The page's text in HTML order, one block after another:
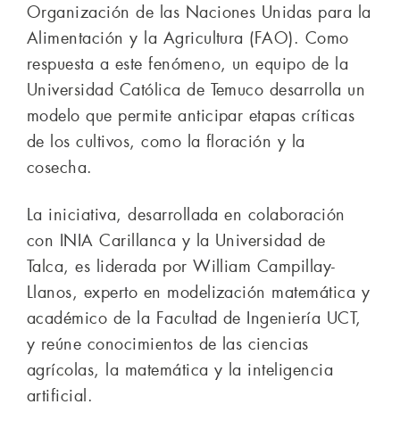
Organización de las Naciones Unidas para la
Alimentación y la Agricultura (FAO). Como
respuesta a este fenómeno, un equipo de la
Universidad Católica de Temuco desarrolla un
modelo que permite anticipar etapas críticas
de los cultivos, como la floración y la
cosecha.
La iniciativa, desarrollada en colaboración
con INIA Carillanca y la Universidad de
Talca, es liderada por William Campillay-
Llanos, experto en modelización matemática y
académico de la Facultad de Ingeniería UCT,
y reúne conocimientos de las ciencias
agrícolas, la matemática y la inteligencia
artificial.